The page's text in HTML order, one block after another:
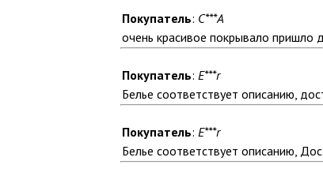
Покупатель: C***A
очень красивое покрывало пришло
Покупатель: E***r
Белье соответствует описанию,
Покупатель: E***r
Белье соответствует описанию,